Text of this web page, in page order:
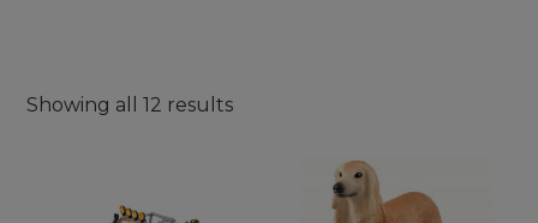
Showing all 12 results